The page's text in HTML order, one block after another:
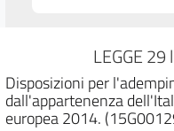
LEGGE
Disposizioni per
dall'appartenenza
europea 2014.